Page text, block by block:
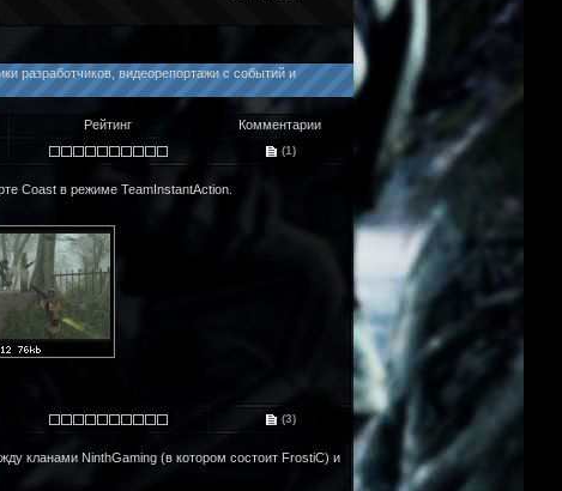
разработчиков, видеорепортажи с событий и
Рейтинг Комментарии
(1)
Coast в режиме TeamInstantAction.
(3)
кланами NinthGaming (в котором состоит FrostiC) и